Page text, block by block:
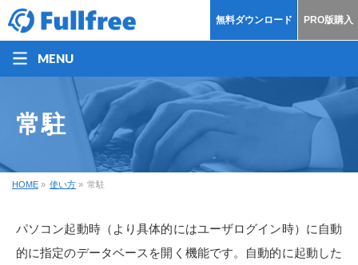
無料ダウンロード PRO版購入
MENU
常駐
HOME » 使い方 » 常駐
パソコン起動時（より具体的にはユーザログイン時）に自動
的に指定のデータベースを開く機能です。自動的に起動した